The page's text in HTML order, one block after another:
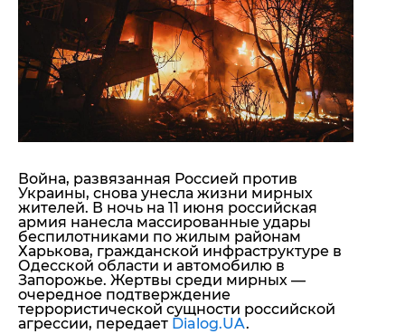
Пресс-релизы
Мнение
Блоги
ИноСМИ
Война, развязанная Россией против
Украины, снова унесла жизни мирных
жителей. В ночь на 11 июня российская
армия нанесла массированные удары
беспилотниками по жилым районам
Харькова, гражданской инфраструктуре в
Одесской области и автомобилю в
Запорожье. Жертвы среди мирных —
очередное подтверждение
террористической сущности российской
агрессии, передает Dialog.UA.